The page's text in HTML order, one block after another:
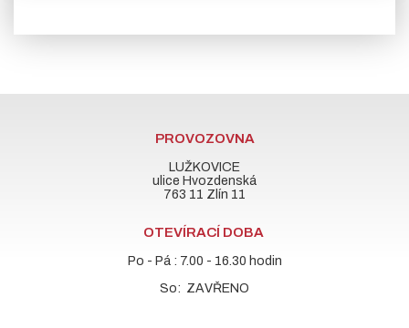
PROVOZOVNA
LUŽKOVICE
ulice Hvozdenská
763 11 Zlín 11
OTEVÍRACÍ DOBA
Po - Pá : 7.00 - 16.30 hodin
So: ZAVŘENO